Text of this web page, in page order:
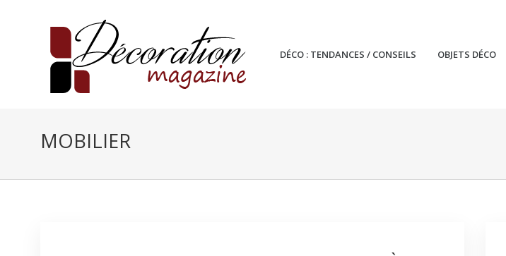
DÉCO : TENDANCES / CONSEILS OBJETS DÉCO
MOBILIER